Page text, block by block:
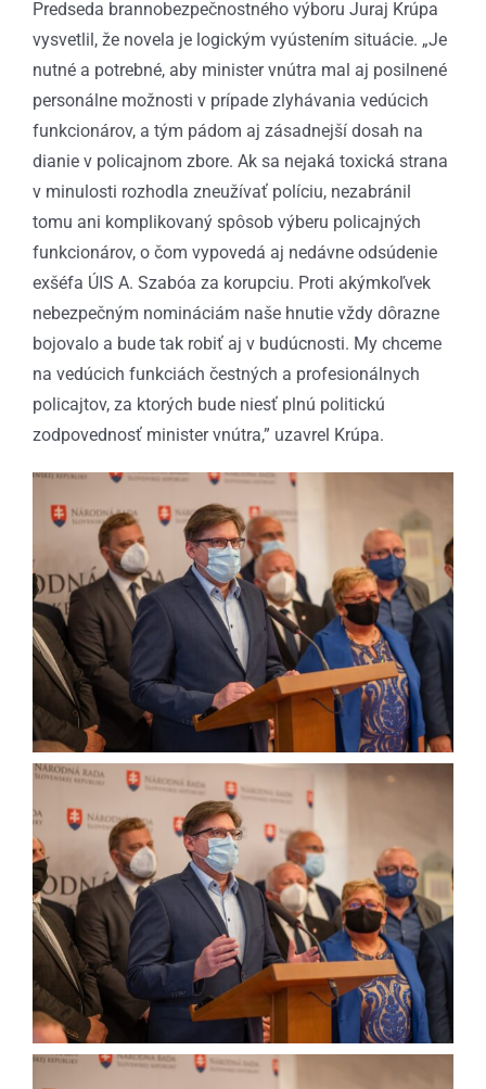
Predseda brannobezpečnostného výboru Juraj Krúpa
vysvetlil, že novela je logickým vyústením situácie. „Je
nutné a potrebné, aby minister vnútra mal aj posilnené
personálne možnosti v prípade zlyhávania vedúcich
funkcionárov, a tým pádom aj zásadnejší dosah na
dianie v policajnom zbore. Ak sa nejaká toxická strana
v minulosti rozhodla zneužívať políciu, nezabránil
tomu ani komplikovaný spôsob výberu policajných
funkcionárov, o čom vypovedá aj nedávne odsúdenie
exšéfa ÚIS A. Szabóa za korupciu. Proti akýmkoľvek
nebezpečným nomináciám naše hnutie vždy dôrazne
bojovalo a bude tak robiť aj v budúcnosti. My chceme
na vedúcich funkciách čestných a profesionálnych
policajtov, za ktorých bude niesť plnú politickú
zodpovednosť minister vnútra,” uzavrel Krúpa.